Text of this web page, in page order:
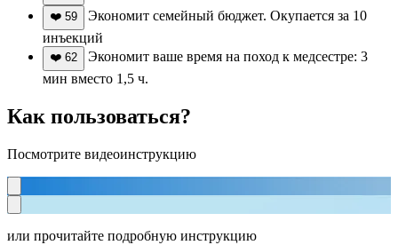
❤️ 59
Экономит семейный бюджет. Окупается за 10
инъекций
❤️ 62
Экономит ваше время на поход к медсестре: 3
мин вместо 1,5 ч.
Как пользоваться?
Посмотрите видеоинструкцию
или прочитайте подробную инструкцию